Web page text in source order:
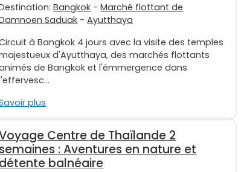
Bangkok -Marché flottant de
Saduak -Ayutthaya
à Bangkok 4 jours avec la visite des temples
d'Ayutthaya, des marchés flottants
de Bangkok et l'émmergence dans
plus
Centre de Thaïlande 2
semaines : Aventures en nature et
détente balnéaire